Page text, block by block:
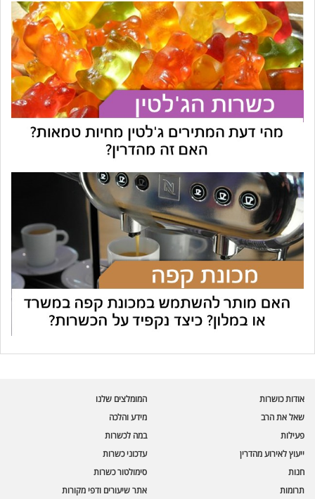
אודות כושרות
שאל את הרב
פעילות
ייעוץ לאירוע מהדרין
המומלצים שלנו
מידע והלכה
במה לכשרות
עדכוני כשרות
חנות
תרומות
סימולטור כשרות
אתר שיעורים ודפי מקורות
🪲 בדיקת חרקים
מספר כושרות ומאמרי האתר